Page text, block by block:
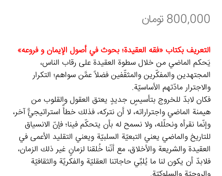
800,000تومان
التعريف بكتاب «فقه العقيدة؛ بحوث في أصول الإيمان و فروعه»
يَحكم الماضي من خلال سطوة العقيدة على رقاب الناس،
المجتهدين والمفكّرين والمثقّفين فضلاً عمَّن سواهم؛ التكرار
والاجترار مادّتهم الأساسيّة.
فكان لابدّ للخروج بتأسيسٍ جديدٍ يعتق العقول والقلوب من
هيمنة الماضي واجتراراته، لا أن نتركه، فذلك خطأٌ استراتيجيٌّ آخر،
وإنّما نقرأه ونحلّله، ولا نسمح له بأن يتحكّم فينا؛ فإنّ الانسياق
للتاريخ والماضي يعني التبعيّة السلبيّة ويعني التقليد الأعمى في
العقيدة والشريعة والأخلاق، مع أنّنا خُلقنا لزمانٍ غير ذلك الزمان،
فلابدّ أن يكون لنا ما يُلبِّي حاجاتنا العقليّة والفكريّة والثقافيّة